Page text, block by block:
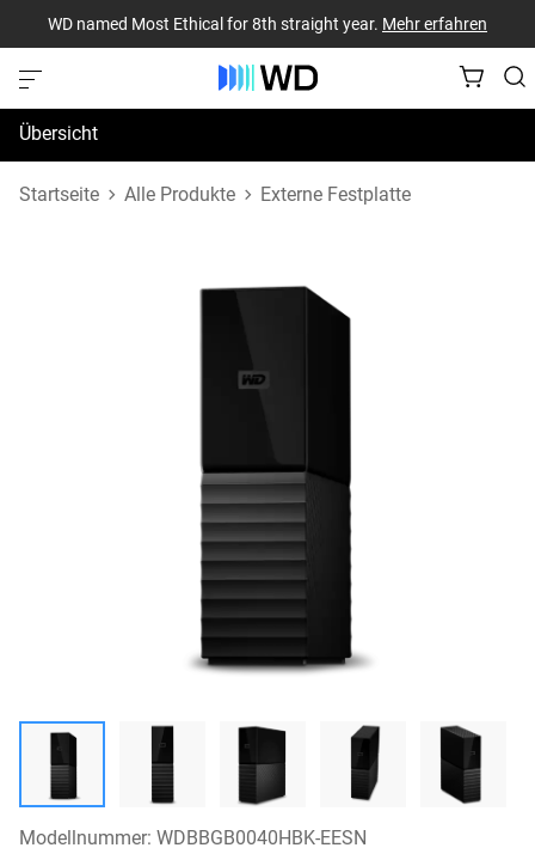
WD named Most Ethical for 8th straight year. Mehr erfahren
Übersicht
Technische Daten
Startseite Alle Produkte Externe Festplatte
Modellnummer: WDBBGB0040HBK-EESN